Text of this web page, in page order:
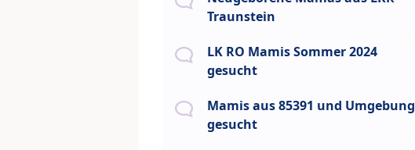
Traunstein
LK RO Mamis Sommer 2024
gesucht
Mamis aus 85391 und Umgebung
gesucht